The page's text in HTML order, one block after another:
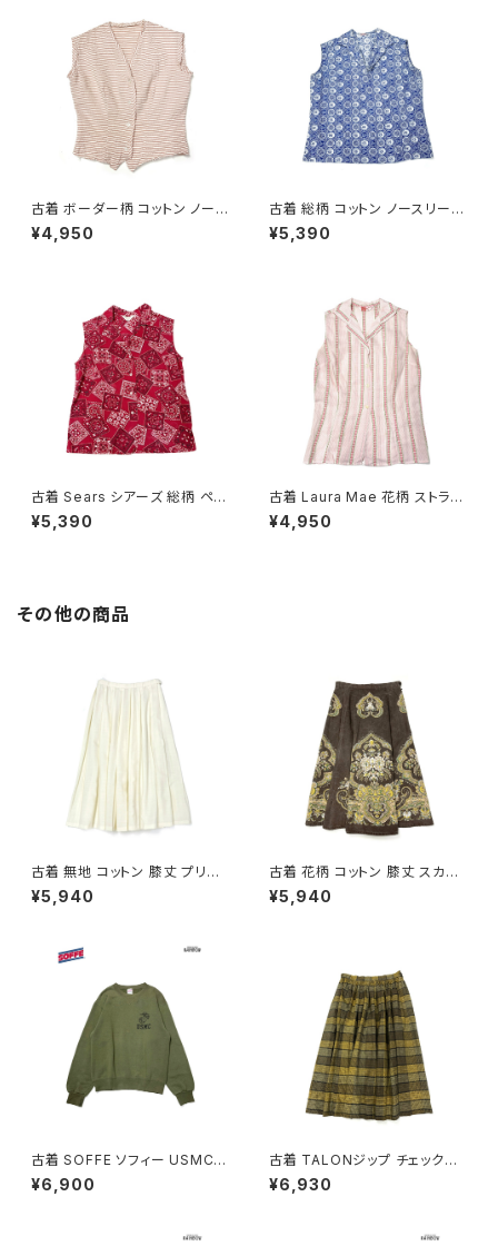
古着 ボーダー柄 コットン ノース
リーブ シャツ ピンク (ta26070
09)
¥4,950
古着 総柄 コットン ノースリーブ
シャツ 青 (ta2607008)
¥5,390
古着 Sears シアーズ 総柄 ペイ
ズリー柄 コットン ノースリーブ
シャツ 赤 (ta2607007)
¥5,390
古着 Laura Mae 花柄 ストライ
プ柄 コットン ノースリーブ シャ
ツ ピンク (ta2607006)
¥4,950
その他の商品
古着 無地 コットン 膝丈 プリー
ツ スカート ベージュ 生成り (b
a2607005)
¥5,940
古着 花柄 コットン 膝丈 スカー
ト ダークブラウン (ba260701
3)
¥5,940
古着 SOFFE ソフィー USMC
アメリカ製 ロゴ 長袖 スウェット
トレーナー 緑 カーキ (ttu2508
¥6,900
古着 TALONジップ チェック柄
コットン 膝丈 スカート 黄 (ba2
607010)
¥6,930